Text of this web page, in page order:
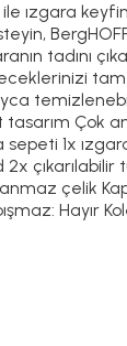
ızgara
tadını
Çok
1x
2x
çelik
Hayır